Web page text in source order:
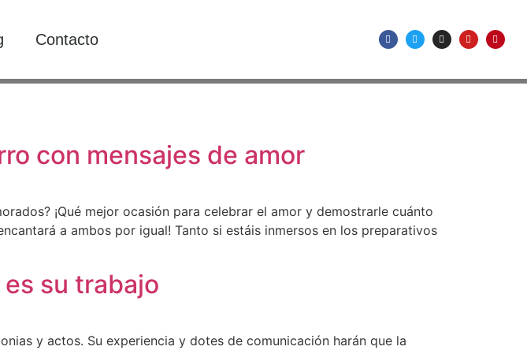
Contacto
con mensajes de amor
¡Qué mejor ocasión para celebrar el amor y demostrarle cuánto
a ambos por igual! Tanto si estáis inmersos en los preparativos
su trabajo
y actos. Su experiencia y dotes de comunicación harán que la